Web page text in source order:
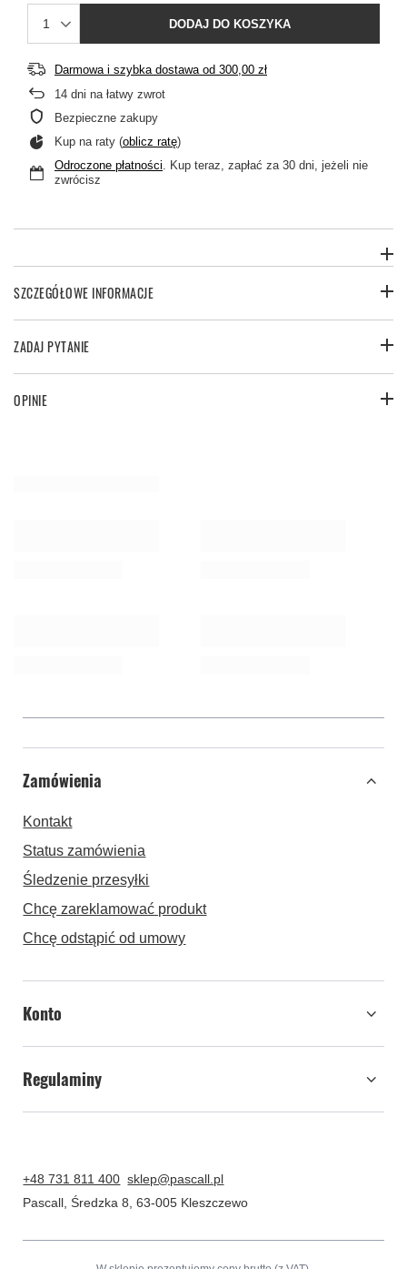
DODAJ DO KOSZYKA
Darmowa i szybka dostawaod 300,00 zł
14 dni na łatwy zwrot
Bezpieczne zakupy
Kup na raty (oblicz ratę)
Odroczone płatności. Kup teraz, zapłać za 30 dni, jeżeli nie
zwrócisz
SZCZEGÓŁOWE INFORMACJE
ZADAJ PYTANIE
OPINIE
Zamówienia
Kontakt
Status zamówienia
Śledzenie przesyłki
Chcę zareklamować produkt
Chcę odstąpić od umowy
Konto
Regulaminy
+48 731 811 400 sklep@pascall.pl
Pascall ,Średzka 8 ,63-005 Kleszczewo